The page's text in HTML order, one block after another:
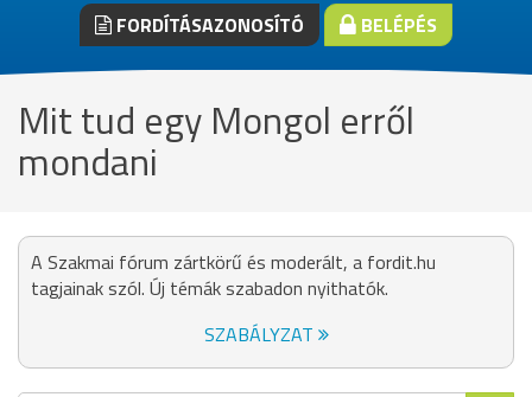
FORDÍTÁSAZONOSÍTÓ BELÉPÉS
Mit tud egy Mongol erről
mondani
A Szakmai fórum zártkörű és moderált, a fordit.hu
tagjainak szól. Új témák szabadon nyithatók.
SZABÁLYZAT